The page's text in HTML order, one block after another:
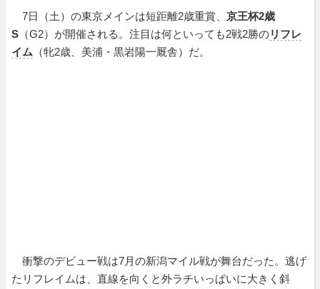
7日（土）の東京メインは短距離2歳重賞、 京王杯2歳
S （G2）が開催される。注目は何といっても2戦2勝のリフレ
イム （牝2歳、美浦・黒岩陽一厩舎）だ。
衝撃のデビュー戦は7月の新潟マイル戦が舞台だった。逃げ
たリフレイムは、直線を向くと外ラチいっぱいに大きく斜